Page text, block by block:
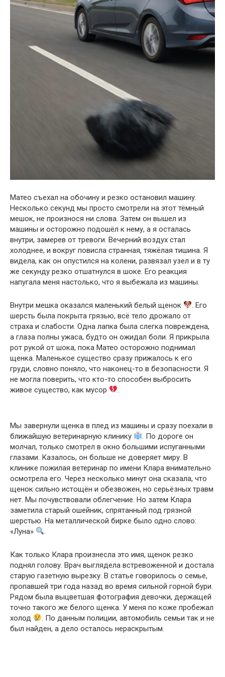
Матео съехал на обочину и резко остановил машину.
Несколько секунд мы просто смотрели на этот тёмный
мешок, не произнося ни слова. Затем он вышел из
машины и осторожно подошёл к нему, а я осталась
внутри, замерев от тревоги. Вечерний воздух стал
холоднее, и вокруг повисла странная, тяжёлая тишина. Я
видела, как он опустился на колени, развязал узел и в ту
же секунду резко отшатнулся в шоке. Его реакция
напугала меня настолько, что я выбежала из машины.
Внутри мешка оказался маленький белый щенок
. Его
шерсть была покрыта грязью, всё тело дрожало от
страха и слабости. Одна лапка была слегка повреждена,
а глаза полны ужаса, будто он ожидал боли. Я прикрыла
рот рукой от шока, пока Матео осторожно поднимал
щенка. Маленькое существо сразу прижалось к его
груди, словно поняло, что наконец-то в безопасности. Я
не могла поверить, что кто-то способен выбросить
живое существо, как мусор
Мы завернули щенка в плед из машины и сразу поехали в
ближайшую ветеринарную клинику
. По дороге он
молчал, только смотрел в окно большими испуганными
глазами. Казалось, он больше не доверяет миру. В
клинике пожилая ветеринар по имени Клара внимательно
осмотрела его. Через несколько минут она сказала, что
щенок сильно истощён и обезвожен, но серьёзных травм
нет. Мы почувствовали облегчение. Но затем Клара
заметила старый ошейник, спрятанный под грязной
шерстью. На металлической бирке было одно слово:
«Луна»
Как только Клара произнесла это имя, щенок резко
поднял голову. Врач выглядела встревоженной и достала
старую газетную вырезку. В статье говорилось о семье,
пропавшей три года назад во время сильной горной бури.
Рядом была выцветшая фотография девочки, держащей
точно такого же белого щенка. У меня по коже пробежал
холод
. По данным полиции, автомобиль семьи так и не
был найден, а дело осталось нераскрытым.